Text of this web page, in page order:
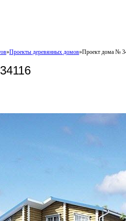
»Проекты деревянных домов»Проект дома №